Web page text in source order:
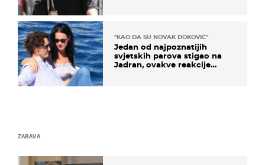
"KAO DA SU NOVAK ĐOKOVIĆ"
Jedan od najpoznatijih
svjetskih parova stigao na
Jadran, ovakve reakcije
ZABAVA